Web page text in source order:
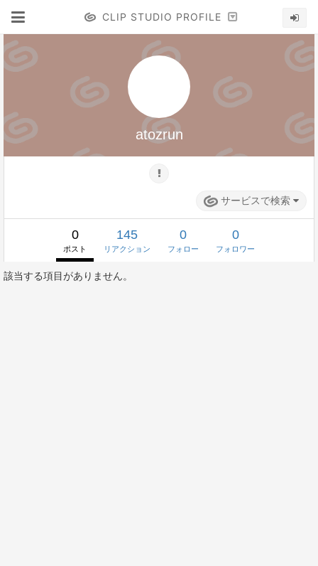
CLIP STUDIO PROFILE
atozrun
サービスで検索
0
ポスト
145
リアクション
0
フォロー
0
フォロワー
該当する項目がありません。